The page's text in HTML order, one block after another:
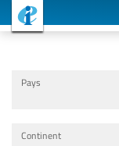
Pays
Continent